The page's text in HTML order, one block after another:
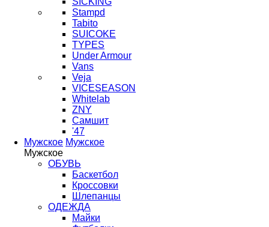
Stampd
Tabito
SUICOKE
TYPES
Under Armour
Vans
Veja
VICESEASON
Whitelab
ZNY
Самшит
'47
Мужское Мужское
Мужское
ОБУВЬ
Баскетбол
Кроссовки
Шлепанцы
ОДЕЖДА
Майки